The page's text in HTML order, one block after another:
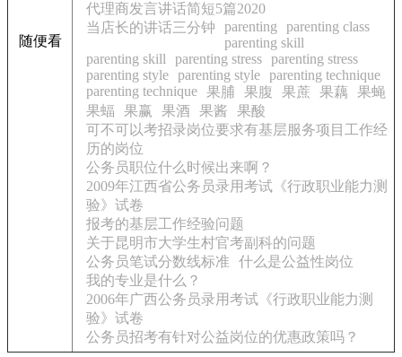
随便看
代理商发言讲话简短5篇2020
当店长的讲话三分钟
parenting
parenting class
parenting skill
parenting skill
parenting stress parenting stress
parenting style parenting style parenting technique
parenting technique 果脯 果腹 果蔗 果藕
果蝇
果蝠
果赢 果酒 果酱
果酸
可不可以考招录岗位要求有基层服务项目工作经
历的岗位
公务员职位什么时候出来啊？
2009年江西省公务员录用考试《行政职业能力测
验》试卷
报考的基层工作经验问题
关于昆明市大学生村官考副科的问题
公务员笔试分数线标准
什么是公益性岗位
我的专业是什么？
2006年广西公务员录用考试《行政职业能力测
验》试卷
公务员招考有针对公益岗位的优惠政策吗？